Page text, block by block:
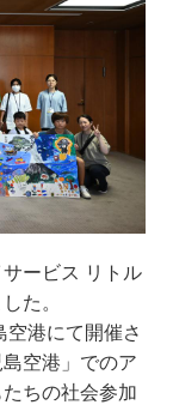
ービス リトル
た。
空港にて開催さ
空港」でのア
ちの社会参加